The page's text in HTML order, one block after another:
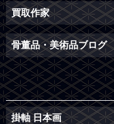
買取作家
骨董品・美術品ブログ
掛軸 日本画